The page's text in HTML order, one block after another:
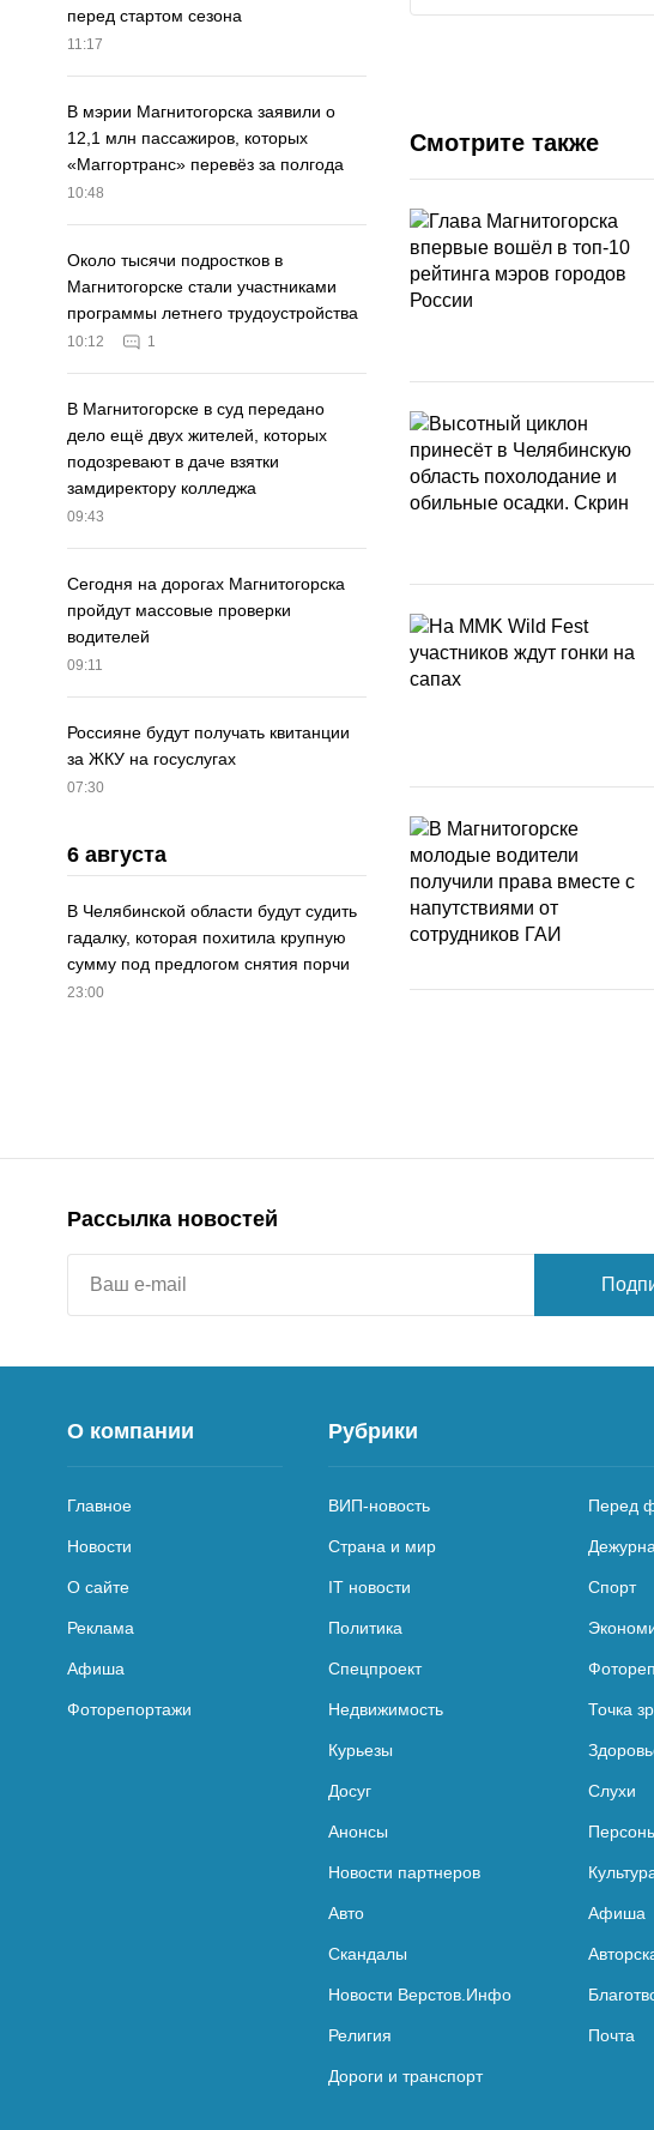
перед стартом сезона
11:17
В мэрии Магнитогорска заявили о
12,1 млн пассажиров, которых
«Маггортранс» перевёз за полгода
10:48
Около тысячи подростков в
Магнитогорске стали участниками
программы летнего трудоустройства
10:12 1
В Магнитогорске в суд передано
дело ещё двух жителей, которых
подозревают в даче взятки
замдиректору колледжа
09:43
Сегодня на дорогах Магнитогорска
пройдут массовые проверки
водителей
09:11
Россияне будут получать квитанции
за ЖКУ на госуслугах
07:30
6 августа
В Челябинской области будут судить
гадалку, которая похитила крупную
сумму под предлогом снятия порчи
23:00
Смотрите также
Рассылка новостей
О компании
Главное
Новости
О сайте
Реклама
Афиша
Фоторепортажи
Рубрики
ВИП-новость Перед
Страна и мир
IT новости Спорт
Политика
Спецпроект
Недвижимость Точка
Курьезы
Досуг Слухи
Анонсы
Новости партнеров
Авто Афиша
Скандалы
Новости Верстов.Инфо
Религия Почта
Дороги и транспорт